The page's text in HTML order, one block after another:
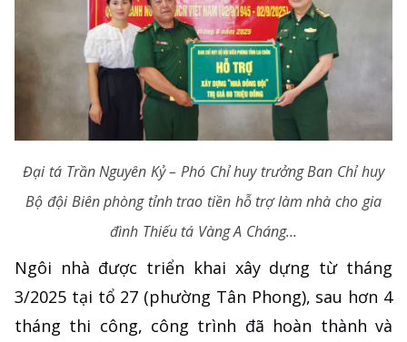
Đại tá Trần Nguyên Kỷ – Phó Chỉ huy trưởng Ban Chỉ huy
Bộ đội Biên phòng tỉnh trao tiền hỗ trợ làm nhà cho gia
đình Thiếu tá Vàng A Cháng...
Ngôi nhà được triển khai xây dựng từ tháng
3/2025 tại tổ 27 (phường Tân Phong), sau hơn 4
tháng thi công, công trình đã hoàn thành và